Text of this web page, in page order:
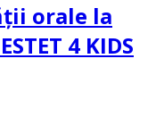
orale la
4 KIDS